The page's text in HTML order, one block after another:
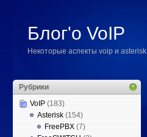
Блог'о VoIP
Некоторые аспекты voip и asterisk
Рубрики
VoIP (183)
Asterisk (154)
FreePBX (7)